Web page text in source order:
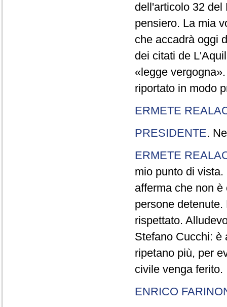
dell'articolo 32 del
pensiero. La mia
che accadrà oggi
dei citati de
«legge
riportato in modo
ERMETE
PRESIDENTE.
ERMETE
mio punto di
afferma che non
persone
rispettato.
Stefano Cucchi: è
ripetano più, per
civile venga ferito.
ENRICO